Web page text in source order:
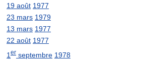
19 août 1977
23 mars 1979
13 mars 1977
22 août 1977
1 er septembre 1978